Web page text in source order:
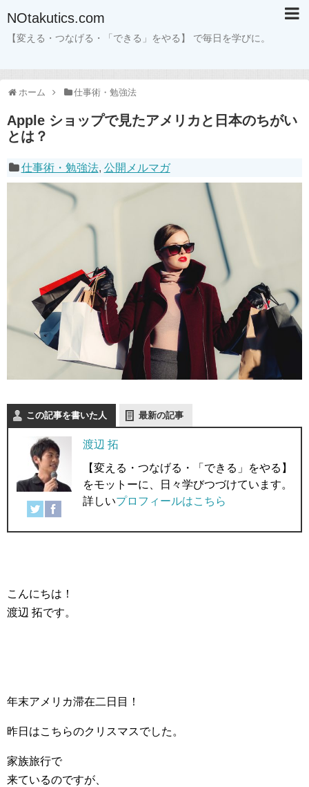
NOtakutics.com
【変える・つなげる・「できる」をやる】 で毎日を学びに。
ホーム 仕事術・勉強法
Apple ショップで見たアメリカと日本のちがい
とは？
仕事術・勉強法, 公開メルマガ
この記事を書いた人 最新の記事
渡辺 拓
【変える・つなげる・「できる」をやる】
をモットーに、日々学びつづけています。
詳しいプロフィールはこちら
こんにちは！
渡辺 拓です。
年末アメリカ滞在二日目！
昨日はこちらのクリスマスでした。
家族旅行で
来ているのですが、